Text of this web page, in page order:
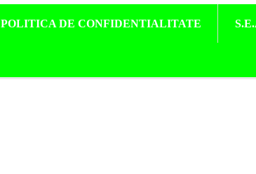
POLITICA DE CONFIDENTIALITATE